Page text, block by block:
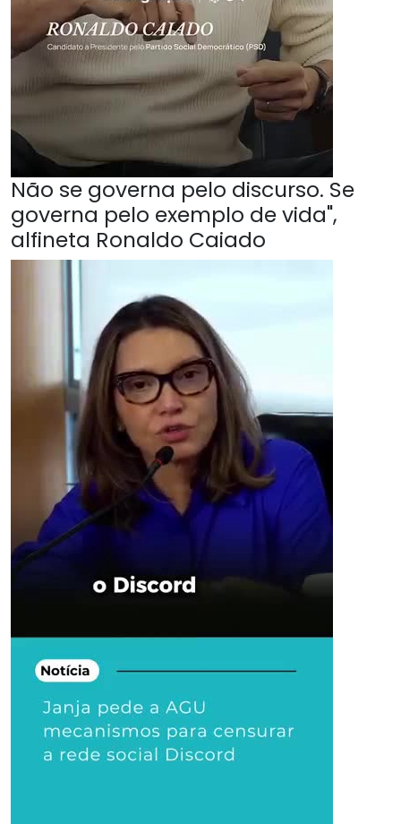
Não se governa pelo discurso. Se
governa pelo exemplo de vida",
alfineta Ronaldo Caiado